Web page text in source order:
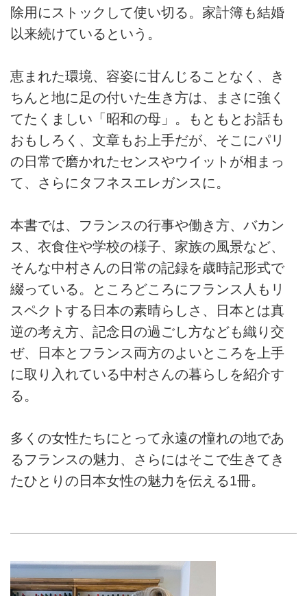
除用にストックして使い切る。家計簿も結婚
以来続けているという。
恵まれた環境、容姿に甘んじることなく、き
ちんと地に足の付いた生き方は、まさに強く
てたくましい「昭和の母」。もともとお話も
おもしろく、文章もお上手だが、そこにパリ
の日常で磨かれたセンスやウイットが相まっ
て、さらにタフネスエレガンスに。
本書では、フランスの行事や働き方、バカン
ス、衣食住や学校の様子、家族の風景など、
そんな中村さんの日常の記録を歳時記形式で
綴っている。ところどころにフランス人もリ
スペクトする日本の素晴らしさ、日本とは真
逆の考え方、記念日の過ごし方なども織り交
ぜ、日本とフランス両方のよいところを上手
に取り入れている中村さんの暮らしを紹介す
る。
多くの女性たちにとって永遠の憧れの地であ
るフランスの魅力、さらにはそこで生きてき
たひとりの日本女性の魅力を伝える1冊。